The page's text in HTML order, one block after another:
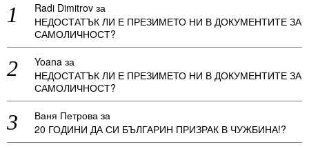
Radi Dimitrov за
НЕДОСТАТЪК ЛИ Е ПРЕЗИМЕТО НИ В ДОКУМЕНТИТЕ ЗА
САМОЛИЧНОСТ?
Yoana за
НЕДОСТАТЪК ЛИ Е ПРЕЗИМЕТО НИ В ДОКУМЕНТИТЕ ЗА
САМОЛИЧНОСТ?
Ваня Петрова за
20 ГОДИНИ ДА СИ БЪЛГАРИН ПРИЗРАК В ЧУЖБИНА!?